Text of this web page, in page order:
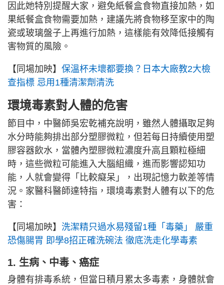
因此她特別提醒大家，避免紙餐盒食物直接加熱，如
果紙餐盒食物需要加熱，建議先將食物移至家中的陶
瓷或玻璃盤子上再進行加熱，這樣能有效降低接觸有
害物質的風險。
【同場加映】 保溫杯未壞都要換？日本大廠教2大檢
查指標 忌用1種清潔劑清洗
環境毒素對人體的危害
節目中，中醫師吳宏乾補充說明，雖然人體攝取足夠
水分時能夠排出部分塑膠微粒，但若每日持續使用塑
膠容器飲水，當體內塑膠微粒濃度升高且顆粒極細
時，這些微粒可能進入大腦組織，進而影響認知功
能，人就會變得「比較癡呆」，出現記憶力軟差等情
況。家醫科醫師達特指，環境毒素對人體有以下的危
害：
【同場加映】 洗潔精只過水易殘留1種「毒藥」 嚴重
恐傷腸胃 即學8招正確洗碗法 徹底洗走化學毒素
1. 生病、 中毒、癌症
身體有排毒系統，但當日積月累太多毒素，身體就會